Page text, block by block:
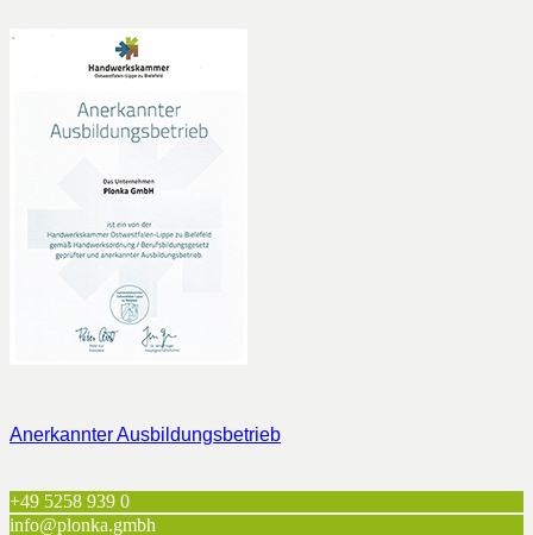
Anerkannter Ausbildungsbetrieb
+49 5258 939 0
info@plonka.gmbh